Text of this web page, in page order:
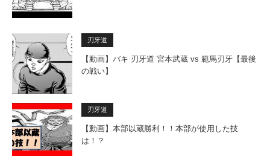
刃牙道
【動画】バキ 刃牙道 宮本武蔵 vs 範馬刃牙【最後
の戦い】
刃牙道
【動画】本部以蔵勝利！！本部が使用した技
は！？